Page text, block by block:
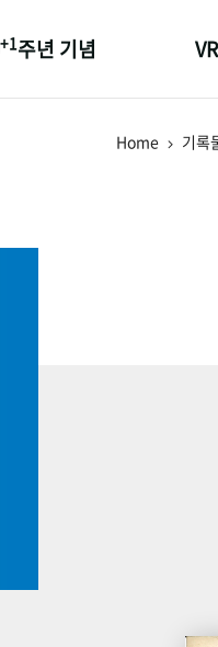
+1주년 기념
Home 기록